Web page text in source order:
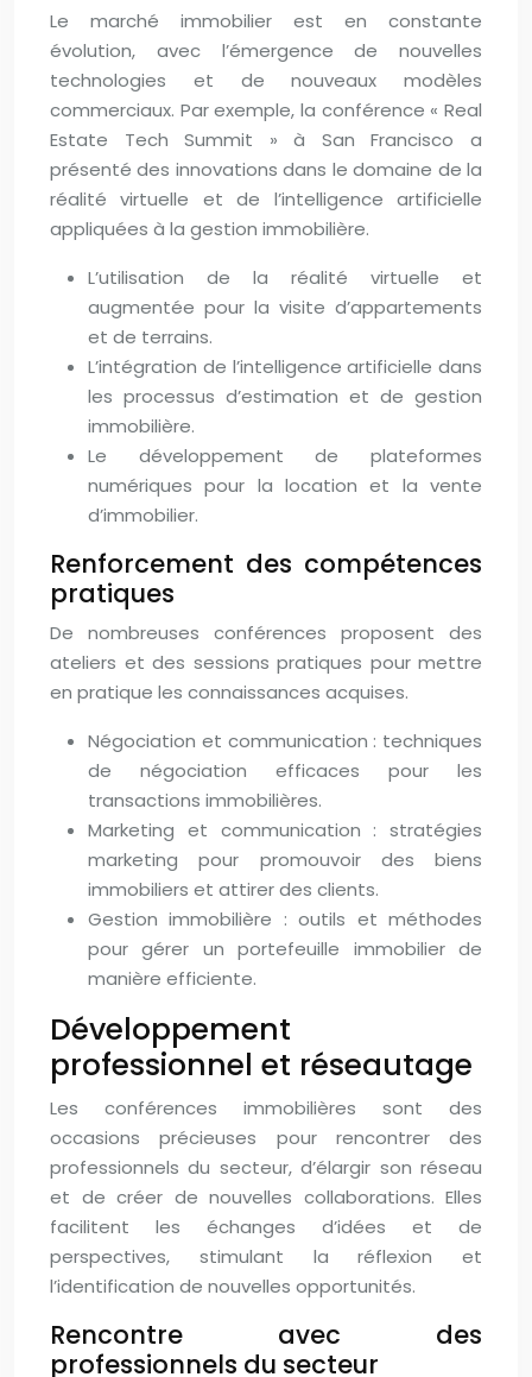
Le marché immobilier est en constante
évolution, avec l’émergence de nouvelles
technologies et de nouveaux modèles
commerciaux. Par exemple, la conférence « Real
Estate Tech Summit » à San Francisco a
présenté des innovations dans le domaine de la
réalité virtuelle et de l’intelligence artificielle
appliquées à la gestion immobilière.
L’utilisation de la réalité virtuelle et
augmentée pour la visite d’appartements
et de terrains.
L’intégration de l’intelligence artificielle dans
les processus d’estimation et de gestion
immobilière.
Le développement de plateformes
numériques pour la location et la vente
d’immobilier.
Renforcement des compétences
pratiques
De nombreuses conférences proposent des
ateliers et des sessions pratiques pour mettre
en pratique les connaissances acquises.
Négociation et communication : techniques
de négociation efficaces pour les
transactions immobilières.
Marketing et communication : stratégies
marketing pour promouvoir des biens
immobiliers et attirer des clients.
Gestion immobilière : outils et méthodes
pour gérer un portefeuille immobilier de
manière efficiente.
Développement
professionnel et réseautage
Les conférences immobilières sont des
occasions précieuses pour rencontrer des
professionnels du secteur, d’élargir son réseau
et de créer de nouvelles collaborations. Elles
facilitent les échanges d’idées et de
perspectives, stimulant la réflexion et
l’identification de nouvelles opportunités.
Rencontre avec des
professionnels du secteur